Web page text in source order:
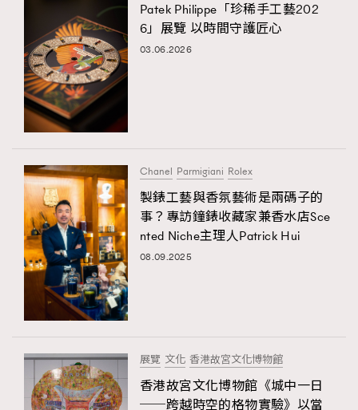
Patek Philippe「珍稀手工藝202
6」展覽 以時間守護匠心
03.06.2026
Chanel Parmigiani Rolex
製錶工藝與香氛藝術是兩碼子的
事？專訪鐘錶收藏家兼香水店Sce
nted Niche主理人Patrick Hui
08.09.2025
展覽 文化 香港故宮文化博物館
香港故宮文化博物館《城中一日
──跨越時空的格物實驗》以當